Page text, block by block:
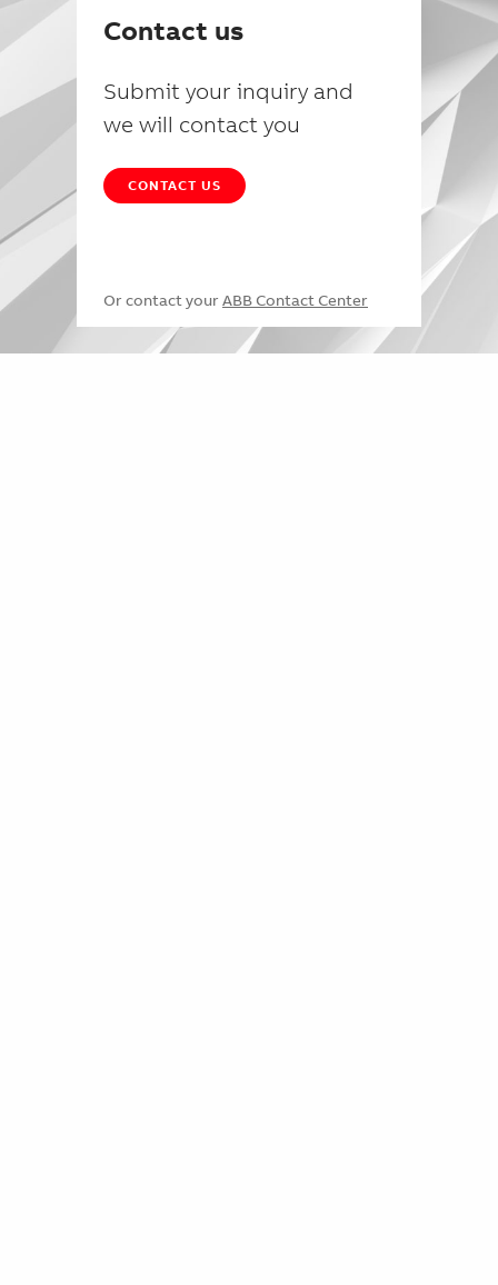
Contact us
Submit your inquiry and
we will contact you
CONTACT US
Or contact your ABB Contact Center